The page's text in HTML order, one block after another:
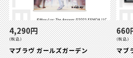
4,290円
(税込)
マブラヴ ガールズガーデン
660
(税込)
マブ